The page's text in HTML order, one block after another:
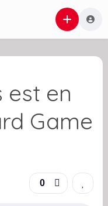
est en
Game
0